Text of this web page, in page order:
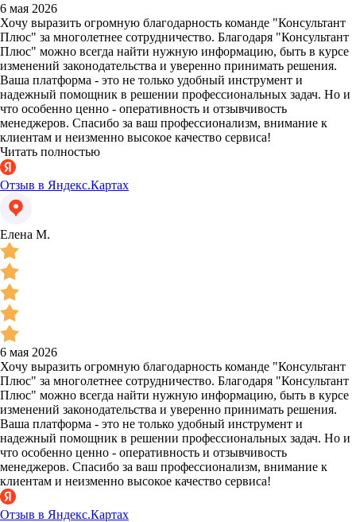
6 мая 2026
Хочу выразить огромную благодарность команде "Консультант
Плюс" за многолетнее сотрудничество. Благодаря "Консультант
Плюс" можно всегда найти нужную информацию, быть в курсе
изменений законодательства и уверенно принимать решения.
Ваша платформа - это не только удобный инструмент и
надежный помощник в решении профессиональных задач. Но и
что особенно ценно - оперативность и отзывчивость
менеджеров. Спасибо за ваш профессионализм, внимание к
клиентам и неизменно высокое качество сервиса!
Читать полностью
Отзыв в Яндекс.Картах
Елена М.
6 мая 2026
Хочу выразить огромную благодарность команде "Консультант
Плюс" за многолетнее сотрудничество. Благодаря "Консультант
Плюс" можно всегда найти нужную информацию, быть в курсе
изменений законодательства и уверенно принимать решения.
Ваша платформа - это не только удобный инструмент и
надежный помощник в решении профессиональных задач. Но и
что особенно ценно - оперативность и отзывчивость
менеджеров. Спасибо за ваш профессионализм, внимание к
клиентам и неизменно высокое качество сервиса!
Отзыв в Яндекс.Картах